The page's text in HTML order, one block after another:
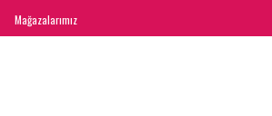
Mağazalarımız